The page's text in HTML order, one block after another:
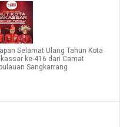
Selamat Ulang Tahun Kota
ke-416 dari Camat
Sangkarrang